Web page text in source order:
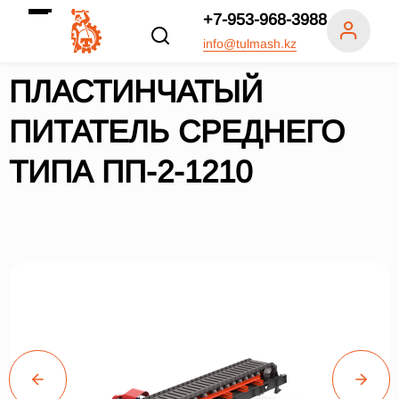
+7-953-968-3988
info@tulmash.kz
ПЛАСТИНЧАТЫЙ
ПИТАТЕЛЬ СРЕДНЕГО
ТИПА ПП-2-1210